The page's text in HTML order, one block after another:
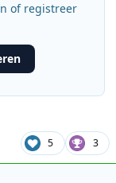
of registreer
5 3